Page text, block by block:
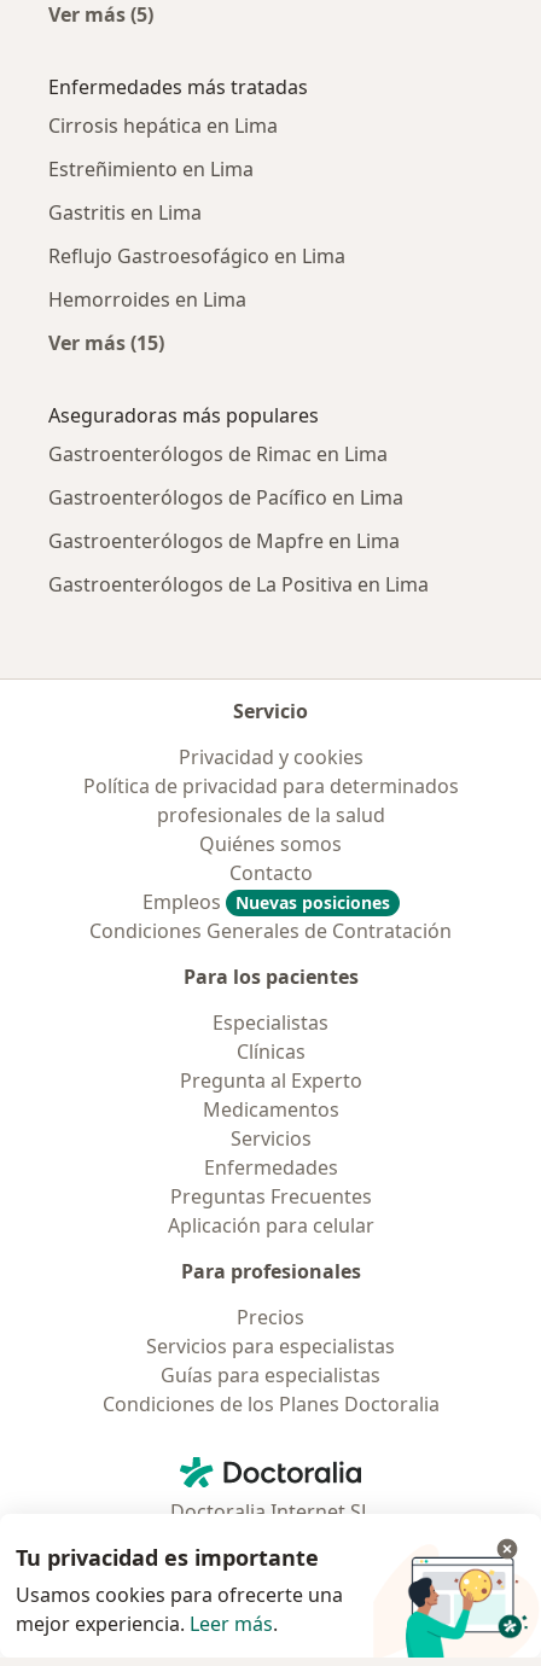
Ver más (5)
Enfermedades más tratadas
Cirrosis hepática en Lima
Estreñimiento en Lima
Gastritis en Lima
Reflujo Gastroesofágico en Lima
Hemorroides en Lima
Ver más (15)
Aseguradoras más populares
Gastroenterólogos de Rimac en Lima
Gastroenterólogos de Pacífico en Lima
Gastroenterólogos de Mapfre en Lima
Gastroenterólogos de La Positiva en Lima
Servicio
Privacidad y cookies
Política de privacidad para determinados
profesionales de la salud
Quiénes somos
Contacto
Empleos
Nuevas posiciones
Condiciones Generales de Contratación
Para los pacientes
Especialistas
Clínicas
Pregunta al Experto
Medicamentos
Servicios
Enfermedades
Preguntas Frecuentes
Aplicación para celular
Para profesionales
Precios
Servicios para especialistas
Guías para especialistas
Condiciones de los Planes Doctoralia
Doctoralia - Página de inicio
Doctoralia Internet SL
08019 Barcelona, Spain
Tu privacidad es importante
Usamos cookies para ofrecerte una
mejor experiencia. Leer más.